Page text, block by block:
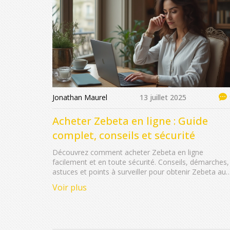
Jonathan Maurel 13 juillet 2025
Acheter Zebeta en ligne : Guide
complet, conseils et sécurité
Découvrez comment acheter Zebeta en ligne
facilement et en toute sécurité. Conseils, démarches,
astuces et points à surveiller pour obtenir Zebeta au
Voir plus